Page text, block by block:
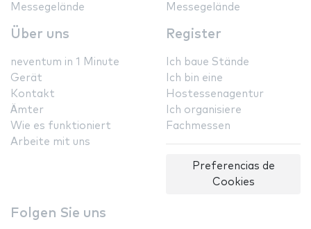
Messegelände
Messegelände
Über uns
neventum in 1 Minute
Gerät
Kontakt
Ämter
Wie es funktioniert
Arbeite mit uns
Register
Ich baue Stände
Ich bin eine
Hostessenagentur
Ich organisiere
Fachmessen
Preferencias de
Cookies
Folgen Sie uns